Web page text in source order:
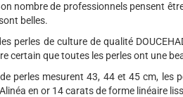
nombre de professionnels pensent
belles.
perles de culture de qualité
certain que toutes les perles ont une
perles mesurent 43, 44 et 45 cm, les
en or 14 carats de forme linéaire